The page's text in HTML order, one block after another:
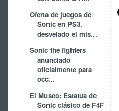
Oferta de juegos de
Sonic en PS3,
desvelado el mis...
Sonic the fighters
anunciado
oficialmente para
occ...
El Museo: Estatua de
Sonic clásico de F4F